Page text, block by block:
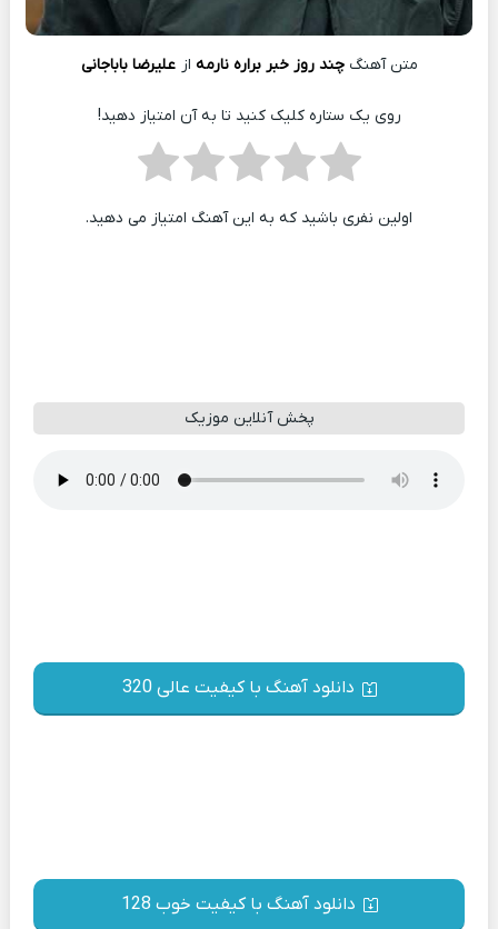
متن آهنگچند روز خبر براره نارمه از علیرضا باباجانی
روی یک ستاره کلیک کنید تا به آن امتیاز دهید!
اولین نفری باشید که به این آهنگ امتیاز می دهید.
پخش آنلاین موزیک
دانلود آهنگ با کیفیت عالی 320
دانلود آهنگ با کیفیت خوب 128